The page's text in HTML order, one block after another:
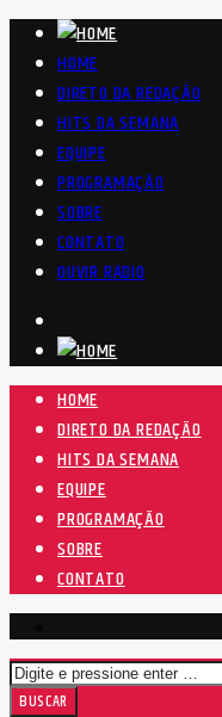
HOME
DIRETO DA REDAÇÃO
HITS DA SEMANA
EQUIPE
PROGRAMAÇÃO
SOBRE
CONTATO
OUVIR RÁDIO
HOME
DIRETO DA REDAÇÃO
HITS DA SEMANA
EQUIPE
PROGRAMAÇÃO
SOBRE
CONTATO